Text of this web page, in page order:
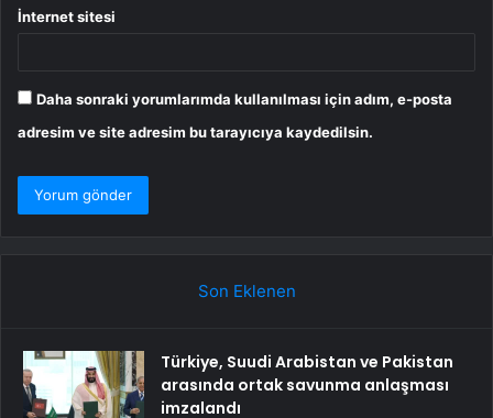
İnternet sitesi
Daha sonraki yorumlarımda kullanılması için adım, e-posta
adresim ve site adresim bu tarayıcıya kaydedilsin.
Son Eklenen
Türkiye, Suudi Arabistan ve Pakistan
arasında ortak savunma anlaşması
imzalandı